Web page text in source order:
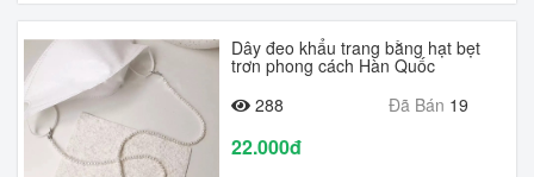
Dây đeo khẩu trang bằng hạt bẹt
trơn phong cách Hàn Quốc
288
Đã Bán 19
22.000đ